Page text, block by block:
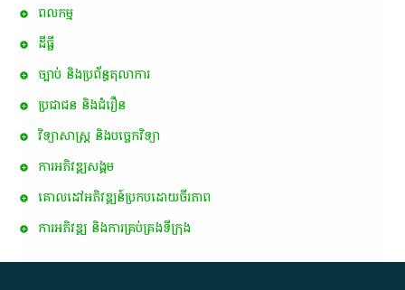
ពល​កម្ម
ដីធ្លី
ច្បាប់ និងប្រព័ន្ធតុលាការ
ប្រជាជន និងជំរឿន
វិទ្យាសាស្ត្រ និងបច្ចេកវិទ្យា
ការ​អភិវឌ្ឍ​សង្គម
គោលដៅ​អភិវឌ្ឍន៍​ប្រកបដោយ​ចីរភាព
ការអភិវឌ្ឍ និងការគ្រប់គ្រងទីក្រុង